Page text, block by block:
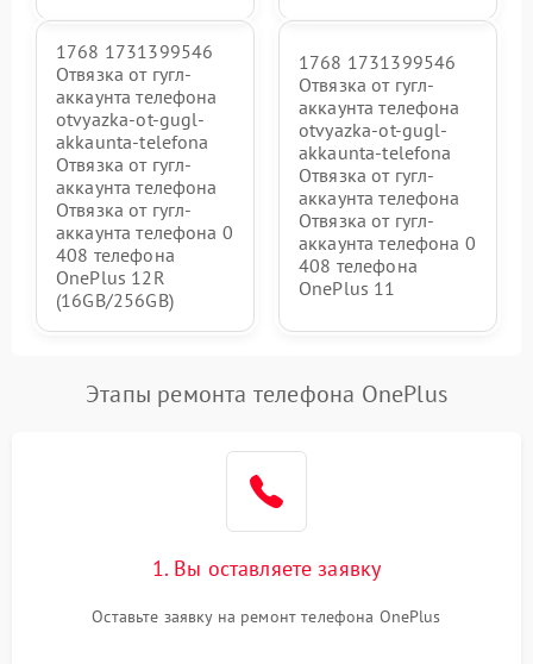
1768 1731399546
Отвязка от гугл-
аккаунта телефона
otvyazka-ot-gugl-
akkaunta-telefona
Отвязка от гугл-
аккаунта телефона
Отвязка от гугл-
аккаунта телефона 0
408 телефона
OnePlus 12R
(16GB/256GB)
1768 1731399546
Отвязка от гугл-
аккаунта телефона
otvyazka-ot-gugl-
akkaunta-telefona
Отвязка от гугл-
аккаунта телефона
Отвязка от гугл-
аккаунта телефона 0
408 телефона
OnePlus 11
Этапы ремонта телефона OnePlus
1. Вы оставляете заявку
Оставьте заявку на ремонт телефона OnePlus